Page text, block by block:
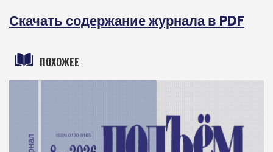
Скачать содержание журнала в PDF
ПОХОЖЕЕ